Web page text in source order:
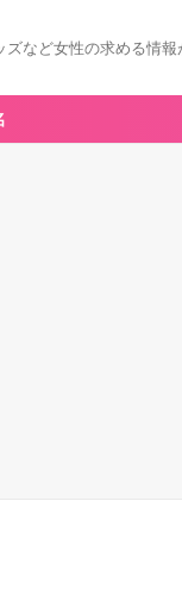
など女性の求める情報